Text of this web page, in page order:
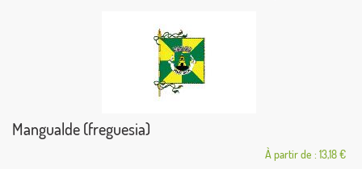
Mangualde (freguesia)
À partir de : 13,18 €